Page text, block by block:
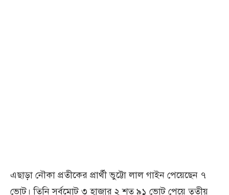
এছাড়া নৌকা প্রতীকের প্রার্থী ভুট্টো লাল গাইন পেয়েছেন ৭
ভোট। তিনি সর্বমোট ৩ হাজার ২ শত ৯১ ভোট পেয়ে তৃতীয়